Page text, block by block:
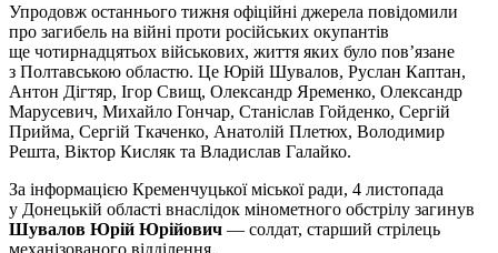
Упродовж останнього тижня офіційні джерела повідомили
про загибель на війні проти російських окупантів
ще чотирнадцятьох військових, життя яких було пов’язане
з Полтавською областю. Це Юрій Шувалов, Руслан Каптан,
Антон Дігтяр, Ігор Свищ, Олександр Яременко, Олександр
Марусевич, Михайло Гончар, Станіслав Гойденко, Сергій
Прийма, Сергій Ткаченко, Анатолій Плетюх, Володимир
Решта, Віктор Кисляк та Владислав Галайко.
За інформацією Кременчуцької міської ради, 4 листопада
у Донецькій області внаслідок мінометного обстрілу загинув
Шувалов Юрій Юрійович — солдат, старший стрілець
механізованого відділення.